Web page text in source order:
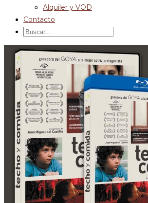
Alquiler y VOD
Contacto